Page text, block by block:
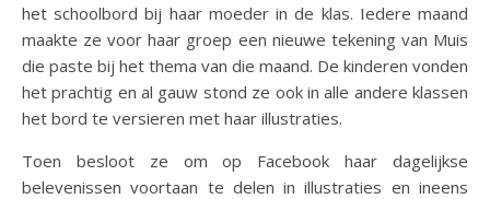
het schoolbord bij haar moeder in de klas. Iedere maand
maakte ze voor haar groep een nieuwe tekening van Muis
die paste bij het thema van die maand. De kinderen vonden
het prachtig en al gauw stond ze ook in alle andere klassen
het bord te versieren met haar illustraties.
Toen besloot ze om op Facebook haar dagelijkse
belevenissen voortaan te delen in illustraties en ineens